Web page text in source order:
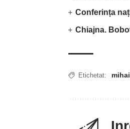
Conferința
Chiajna.
Etichetat: